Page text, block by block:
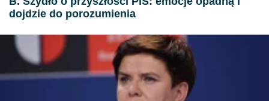
dojdzie do porozumienia